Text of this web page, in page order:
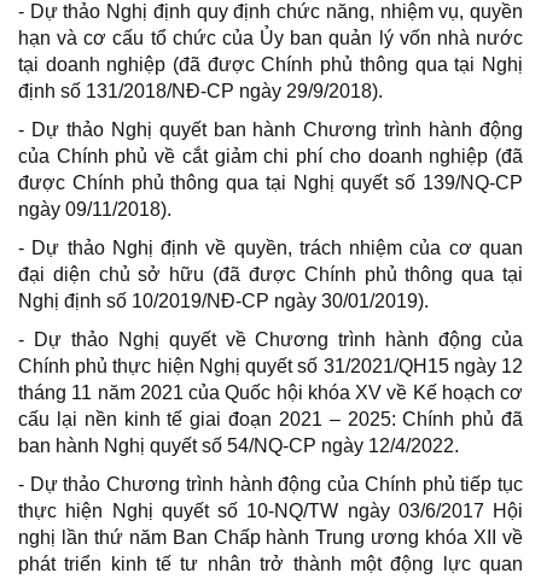
- Dự thảo Nghị định quy định chức năng, nhiệm vụ, quyền
hạn và cơ cấu tổ chức của Ủy ban quản lý vốn nhà nước
tại doanh nghiệp (đã được Chính phủ thông qua tại Nghị
định số 131/2018/NĐ-CP ngày 29/9/2018).
- Dự thảo Nghị quyết ban hành Chương trình hành động
của Chính phủ về cắt giảm chi phí cho doanh nghiệp (đã
được Chính phủ thông qua tại Nghị quyết số 139/NQ-CP
ngày 09/11/2018).
- Dự thảo Nghị định về quyền, trách nhiệm của cơ quan
đại diện chủ sở hữu (đã được Chính phủ thông qua tại
Nghị định số 10/2019/NĐ-CP ngày 30/01/2019).
- Dự thảo Nghị quyết về Chương trình hành động của
Chính phủ thực hiện Nghị quyết số 31/2021/QH15 ngày 12
tháng 11 năm 2021 của Quốc hội khóa XV về Kế hoạch cơ
cấu lại nền kinh tế giai đoạn 2021 – 2025: Chính phủ đã
ban hành Nghị quyết số 54/NQ-CP ngày 12/4/2022.
- Dự thảo Chương trình hành động của Chính phủ tiếp tục
thực hiện Nghị quyết số 10-NQ/TW ngày 03/6/2017 Hội
nghị lần thứ năm Ban Chấp hành Trung ương khóa XII về
phát triển kinh tế tư nhân trở thành một động lực quan